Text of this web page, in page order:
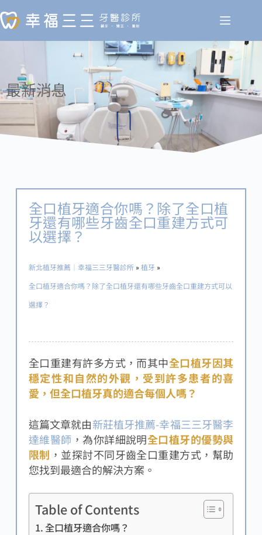
最新消息
News
全口植牙適合你嗎？除了全口植
牙還有哪些牙齒全口重建方式可
以選擇？
新北植牙推薦｜幸福三三牙醫診所 »植牙 »
全口植牙適合你嗎？除了全口植牙還有哪些牙齒全口重建方式可以
選擇？
全口重建有許多方式，而其中全口植牙因其
穩定性和自然的外觀，受到許多患者的喜
愛，但全口植牙真的適合每個人嗎？
這篇文章就由新莊植牙推薦-幸福三三牙醫李
達維醫師 ，為你詳細說明全口植牙的優勢與
限制 ，並探討不同牙齒全口重建方式，幫助
您找到最適合的解決方案。
Table of Contents
全口植牙適合你嗎？